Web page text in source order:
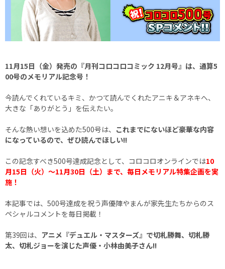
11月15日（金）発売の『月刊コロコロコミック 12月号』は、通算5
00号のメモリアル記念号！
今読んでくれているキミ、かつて読んでくれたアニキ＆アネキへ、
大きな「ありがとう」を伝えたい。
そんな熱い想いを込めた500号は、 これまでにないほど豪華な内容
になっているので、ぜひ読んでほしい!!
この記念すべき500号達成記念として、コロコロオンラインでは10
月15日（火）～11月30日（土）まで、毎日メモリアル特集企画を実
施！
本記事では、500号達成を祝う声優陣やまんが家先生たちからのス
ペシャルコメントを毎日掲載！
第39回は、 アニメ『デュエル・マスターズ』で切札勝舞、切札勝
太、切札ジョーを演じた声優・小林由美子さん!!